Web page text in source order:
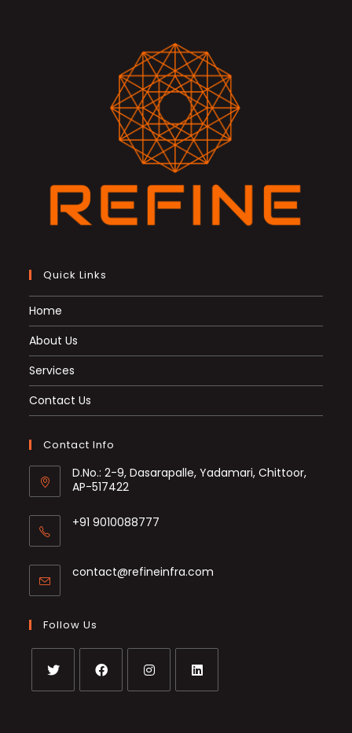
Quick Links
Home
About Us
Services
Contact Us
Contact Info
D.No.: 2-9, Dasarapalle, Yadamari, Chittoor,
AP-517422
+91 9010088777
your
contact@refineinfra.com
Follow Us